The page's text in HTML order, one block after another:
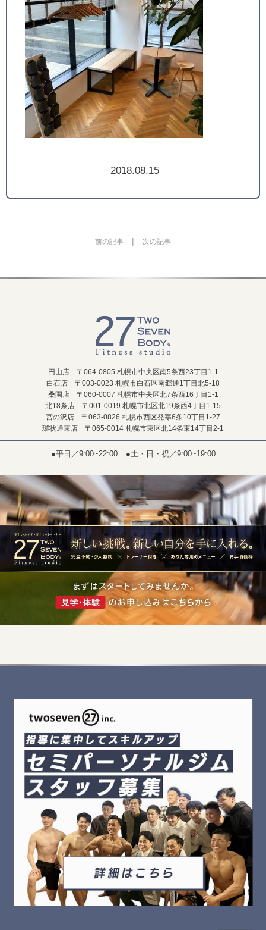
2018.08.15
前の記事 | 次の記事
円山店 〒064-0805 札幌市中央区南5条西23丁目1-1
白石店 〒003-0023 札幌市白石区南郷通1丁目北5-18
桑園店 〒060-0007 札幌市中央区北7条西16丁目1-1
北18条店 〒001-0019 札幌市北区北19条西4丁目1-15
宮の沢店 〒063-0826 札幌市西区発寒6条10丁目1-27
環状通東店 〒065-0014 札幌市東区北14条東14丁目2-1
●平日／9:00~22:00 ●土・日・祝／9:00~19:00